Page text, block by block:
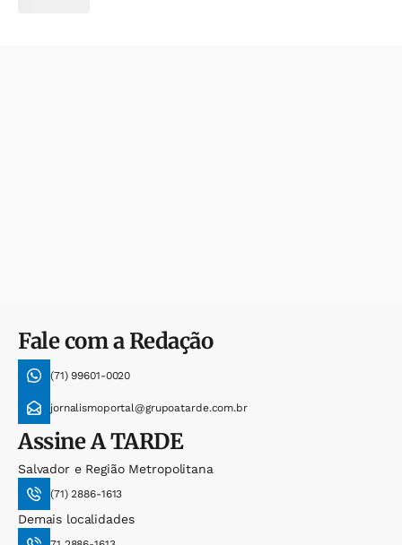
Fale com a Redação
(71) 99601-0020
jornalismoportal@grupoatarde.com.br
AssineA TARDE
Salvador e Região Metropolitana
(71) 2886-1613
Demais localidades